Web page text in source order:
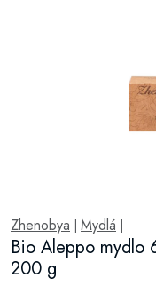
Zhenobya Mydlá
Bio Aleppo mydlo
200 g